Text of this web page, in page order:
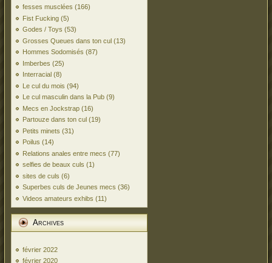
fesses musclées (166)
Fist Fucking (5)
Godes / Toys (53)
Grosses Queues dans ton cul (13)
Hommes Sodomisés (87)
Imberbes (25)
Interracial (8)
Le cul du mois (94)
Le cul masculin dans la Pub (9)
Mecs en Jockstrap (16)
Partouze dans ton cul (19)
Petits minets (31)
Poilus (14)
Relations anales entre mecs (77)
selfies de beaux culs (1)
sites de culs (6)
Superbes culs de Jeunes mecs (36)
Videos amateurs exhibs (11)
Archives
février 2022
février 2020